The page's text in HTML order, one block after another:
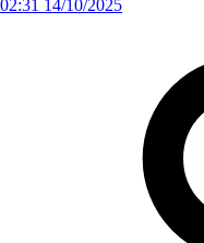
02:31 14/10/2025